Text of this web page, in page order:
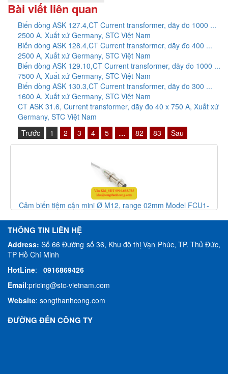
Part Number:
Bài viết liên quan
Biến dòng ASK 127.4,CT Current transformer, dãy đo 1000 ...
2500 A, Xuất xứ Germany, STC Việt Nam
Biến dòng ASK 128.4,CT Current transformer, dãy đo 400 ...
2500 A, Xuất xứ Germany, STC Việt Nam
Biến dòng ASK 129.10,CT Current transformer, dãy đo 1000 ...
7500 A, Xuất xứ Germany, STC Việt Nam
Biến dòng ASK 130.3,CT Current transformer, dãy đo 300 ...
1600 A, Xuất xứ Germany, STC Việt Nam
CT ASK 31.6, Current transformer, dãy đo 40 x 750 A, Xuất xứ
Germany, STC Việt Nam
Trước
1 2 3 4 5 … 82 83 Sau
mini Ø M12, range 02mm Model FCU1-
Cảm biến tiệm cận
THÔNG TIN LIÊN HỆ
Address:Số 66 Đường số 36, Khu đô thị Vạn Phúc, TP. Thủ Đức,
TP Hồ Chí Minh
HotLine: 0916869426
Email:pricing@stc-vietnam.com
Website: songthanhcong.com
ĐƯỜNG ĐẾN CÔNG TY